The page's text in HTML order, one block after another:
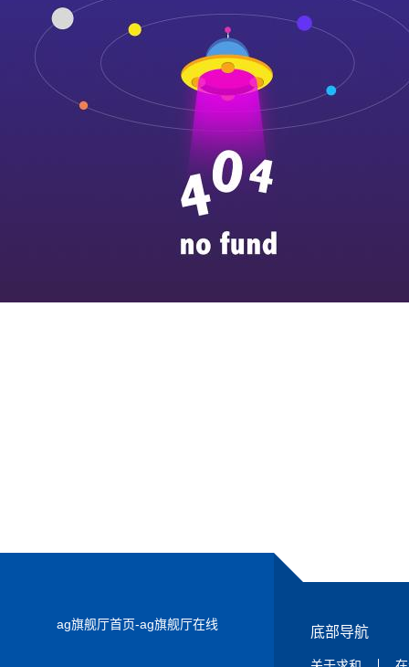
ag
本文标签：304不锈钢 不锈钢折弯 304不锈钢折弯
厚板304不锈钢折弯难题，这样破解更高效
ag旗舰厅首页-ag旗舰厅在线 底部导航